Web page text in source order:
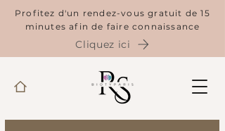
Profitez d'un rendez-vous gratuit de 15
minutes afin de faire connaissance
Cliquez ici